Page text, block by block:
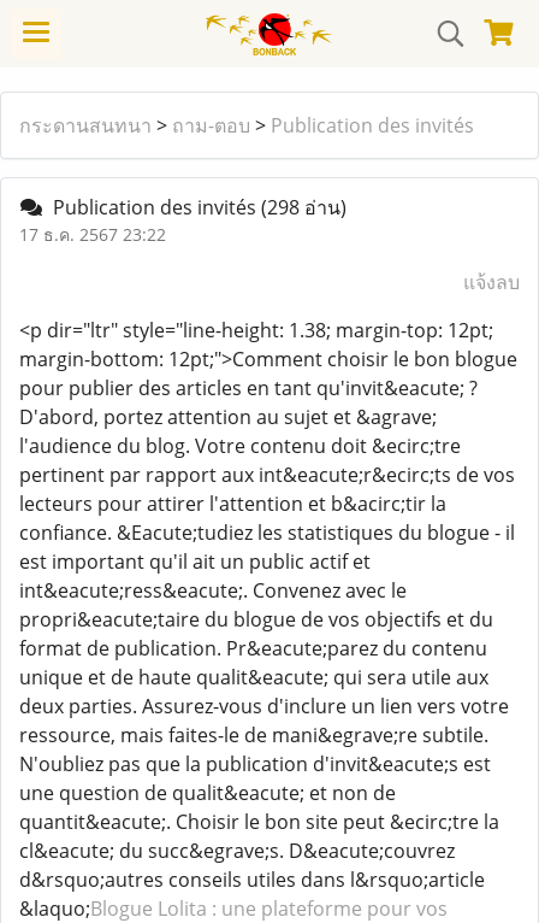
กระดานสนทนา > ถาม-ตอบ > Publication des invités
Publication des invités (298 อ่าน)
17 ธ.ค. 2567 23:22
แจ้งลบ
<p dir="ltr" style="line-height: 1.38; margin-top: 12pt;
margin-bottom: 12pt;">Comment choisir le bon blogue
pour publier des articles en tant qu'invit&eacute; ?
D'abord, portez attention au sujet et &agrave;
l'audience du blog. Votre contenu doit &ecirc;tre
pertinent par rapport aux int&eacute;r&ecirc;ts de vos
lecteurs pour attirer l'attention et b&acirc;tir la
confiance. &Eacute;tudiez les statistiques du blogue - il
est important qu'il ait un public actif et
int&eacute;ress&eacute;. Convenez avec le
propri&eacute;taire du blogue de vos objectifs et du
format de publication. Pr&eacute;parez du contenu
unique et de haute qualit&eacute; qui sera utile aux
deux parties. Assurez-vous d'inclure un lien vers votre
ressource, mais faites-le de mani&egrave;re subtile.
N'oubliez pas que la publication d'invit&eacute;s est
une question de qualit&eacute; et non de
quantit&eacute;. Choisir le bon site peut &ecirc;tre la
cl&eacute; du succ&egrave;s. D&eacute;couvrez
d&rsquo;autres conseils utiles dans l&rsquo;article
&laquo;Blogue Lolita : une plateforme pour vos